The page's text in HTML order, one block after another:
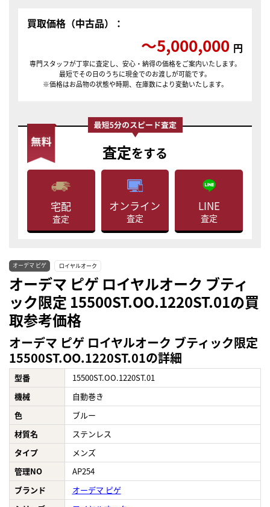
買取価格（中古品）：
〜5,000,000 円
専門スタッフが丁寧に査定し、安心・納得の価格をご案内いたします。
最短でその日のうちに現金でのお渡しが可能です。
※価格はお品物の状態や時期、在庫数により変動いたします。
査定をする
宅配
査定
オンライン
査定
LINE
査定
オーデマ ピゲ ロイヤルオーク
オーデマ ピゲ ロイヤルオーク ブティ
ック限定 15500ST.OO.1220ST.01の買
取参考価格
オーデマ ピゲ ロイヤルオーク ブティック限定
15500ST.OO.1220ST.01の詳細
型番
15500ST.OO.1220ST.01
機械
自動巻き
色
ブルー
材質名
ステンレス
タイプ
メンズ
管理NO
AP254
ブランド
オーデマ ピゲ